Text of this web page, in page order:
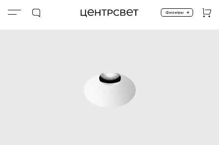
Фильтры +